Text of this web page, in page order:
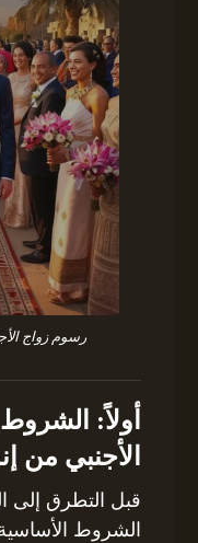
رسوم زواج
أولاً:
الأجنبي من
قبل التطرق إلى
الشروط